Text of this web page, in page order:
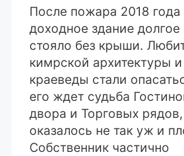
После пожара 2018 года
доходное здание
стояло без крыши.
кимрской архитектуры и
краеведы стали
его ждет судьба
двора и Торговых
оказалось не так уж и
Собственник частично